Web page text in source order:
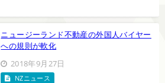
ニュージーランド不動産の外国人バイヤー
への規則が軟化
2018年9月27日
NZニュース